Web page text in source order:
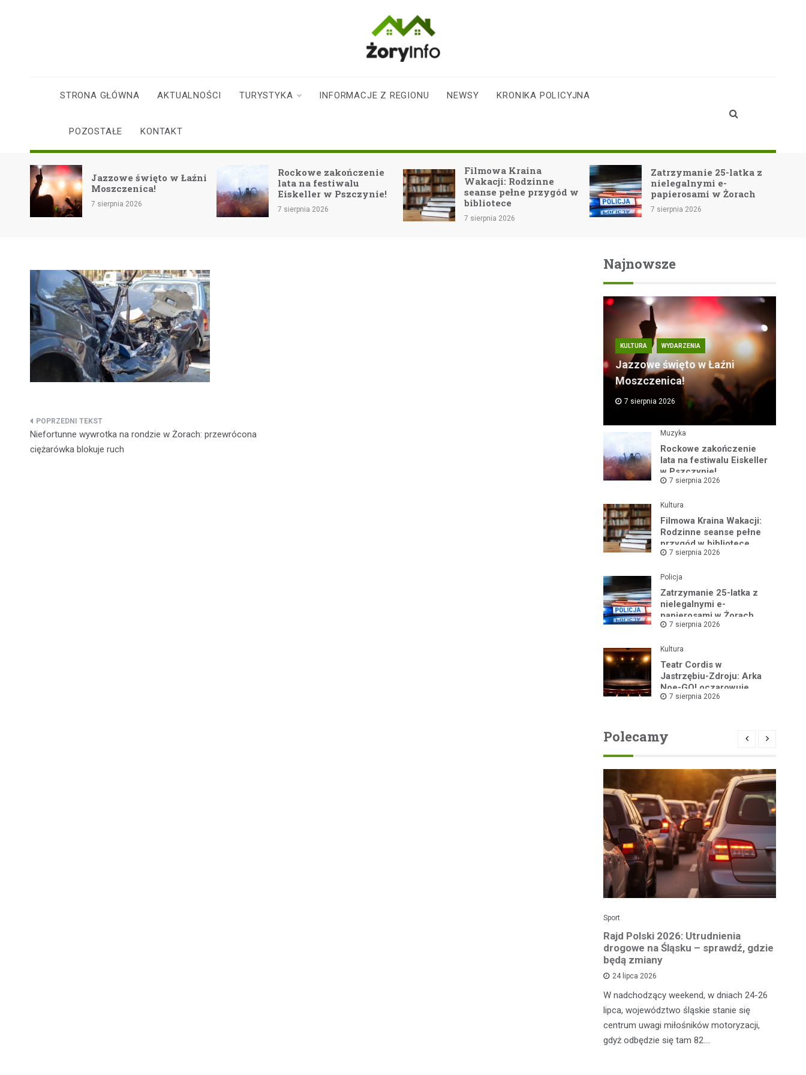
mieszkańców
Żor
STRONA GŁÓWNA AKTUALNOŚCI TURYSTYKA INFORMACJE Z REGIONU NEWSY KRONIKA POLICYJNA
POZOSTAŁE KONTAKT
Jazzowe święto w Łaźni
Moszczenica!
7 sierpnia 2026
Rockowe zakończenie
lata na festiwalu
Eiskeller w Pszczynie!
7 sierpnia 2026
Filmowa Kraina
Wakacji: Rodzinne
seanse pełne przygód w
bibliotece
7 sierpnia 2026
Zatrzymanie 25-latka z
nielegalnymi e-
papierosami w Żorach
7 sierpnia 2026
Nawigacja
wpisu
Niefortunne wywrotka na rondzie w Żorach: przewrócona
ciężarówka blokuje ruch
Najnowsze
KULTURA WYDARZENIA
Jazzowe święto w Łaźni
Moszczenica!
7 sierpnia 2026
Muzyka
Rockowe zakończenie
lata na festiwalu Eiskeller
w Pszczynie!
7 sierpnia 2026
Kultura
Filmowa Kraina Wakacji:
Rodzinne seanse pełne
przygód w bibliotece
7 sierpnia 2026
Policja
Zatrzymanie 25-latka z
nielegalnymi e-
papierosami w Żorach
7 sierpnia 2026
Kultura
Teatr Cordis w
Jastrzębiu-Zdroju: Arka
Noe-GO! oczarowuje
widownię!
7 sierpnia 2026
Polecamy
Sport
Rajd Polski 2026: Utrudnienia
drogowe na Śląsku – sprawdź, gdzie
będą zmiany
24 lipca 2026
W nadchodzący weekend, w dniach 24-26
lipca, województwo śląskie stanie się
centrum uwagi miłośników motoryzacji,
gdyż odbędzie się tam 82.…